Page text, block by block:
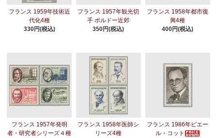
フランス 1959年技術近
代化4種
330円(税込)
フランス 1957年観光切
手 ボルドー近郊
350円(税込)
フランス 1958年都市復
興4種
400円(税込)
フランス 1957年発明
者・研究者シリーズ４種
フランス 1958年医師シ
リーズ4種
フランス 1986年ピエー
ル・コット